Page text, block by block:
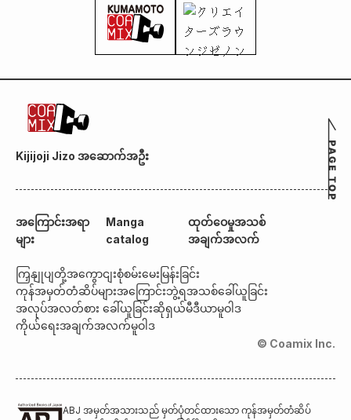
Kijijoji Jizo အဆောက်အဦး
အကြောင်းအရာ
များ
Manga
catalog
ထုတ်ဝေမှုအသစ်
အချက်အလက်
ကြှနျုပျတို့အကွောငျးစုံစမ်းမေးမြန်းခြင်း
ကုန်အမှတ်တံဆိပ်များအကြောင်းဘွဲ့ရအသစ်ခေါ်ယူခြင်း
အလုပ်အလတ်စား ခေါ်ယူခြင်းဆိုရှယ်မီဒီယာမူဝါဒ
ကိုယ်ရေးအချက်အလက်မူဝါဒ
© Coamix Inc.
ABJ အမှတ်အသားသည် မှတ်ပုံတင်ထားသော ကုန်အမှတ်တံဆိပ်